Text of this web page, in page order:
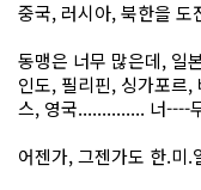
중국, 러시아, 북한을 도
동맹은 너무 많은데, 일
인도, 필리핀, 싱가포르
스, 영국.............. 너----
어젠가, 그젠가도 한.미.